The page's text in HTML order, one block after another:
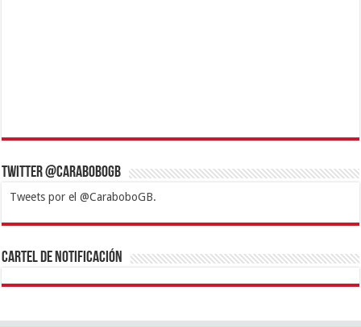
Twitter @CaraboboGB
Tweets por el @CaraboboGB.
1xbetBetturkeyBetistKralbetSupertotobetTipobetMatadorbetMariobet
https://mvbcasino.com/
Cartel de Notificación